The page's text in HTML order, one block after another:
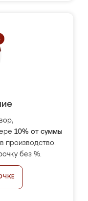
10% от суммы
производство.
без %.